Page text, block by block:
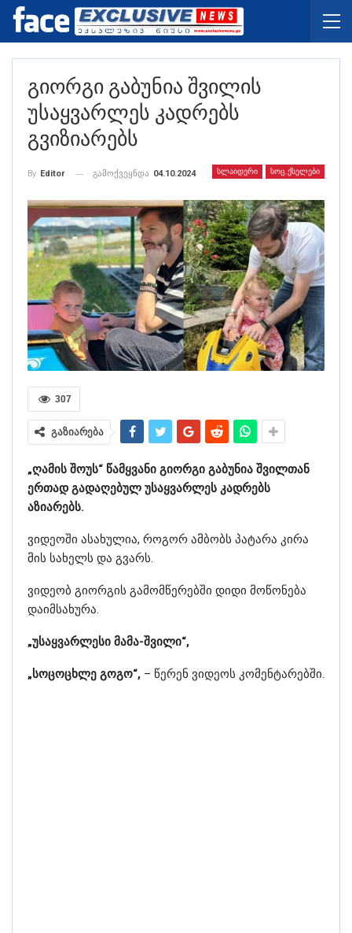
Გიორგი Გაბუნია Შვილის
Უსაყვარლეს Კადრებს
Გვიზიარებს
ᲡᲚᲐᲘᲓᲔᲠᲘ ᲡᲝᲪ.ᲥᲡᲔᲚᲔᲑᲘ
By Editor გამოქვეყნდა 04.10.2024
307
გაზიარება
„ღამის შოუს“ წამყვანი გიორგი გაბუნია შვილთან
ერთად გადაღებულ უსაყვარლეს კადრებს
აზიარებს.
ვიდეოში ასახულია, როგორ ამბობს პატარა კირა
მის სახელს და გვარს.
ვიდეობ გიორგის გამომწერებში დიდი მოწონება
დაიმსახურა.
„უსაყვარლესი მამა-შვილი“,
„სოცოცხლე გოგო“, – წერენ ვიდეოს კომენტარებში.